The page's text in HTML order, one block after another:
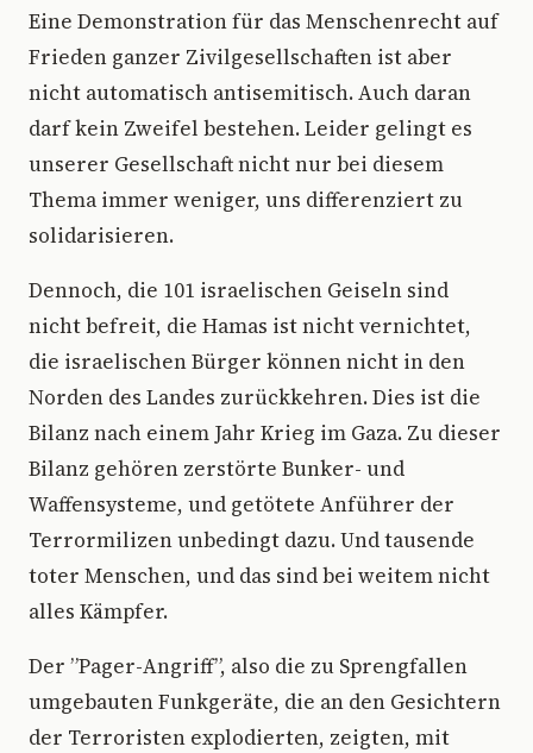
Eine Demonstration für das Menschenrecht auf
Frieden ganzer Zivilgesellschaften ist aber
nicht automatisch antisemitisch. Auch daran
darf kein Zweifel bestehen. Leider gelingt es
unserer Gesellschaft nicht nur bei diesem
Thema immer weniger, uns differenziert zu
solidarisieren.
Dennoch, die 101 israelischen Geiseln sind
nicht befreit, die Hamas ist nicht vernichtet,
die israelischen Bürger können nicht in den
Norden des Landes zurückkehren. Dies ist die
Bilanz nach einem Jahr Krieg im Gaza. Zu dieser
Bilanz gehören zerstörte Bunker- und
Waffensysteme, und getötete Anführer der
Terrormilizen unbedingt dazu. Und tausende
toter Menschen, und das sind bei weitem nicht
alles Kämpfer.
Der ”Pager-Angriff”, also die zu Sprengfallen
umgebauten Funkgeräte, die an den Gesichtern
der Terroristen explodierten, zeigten, mit